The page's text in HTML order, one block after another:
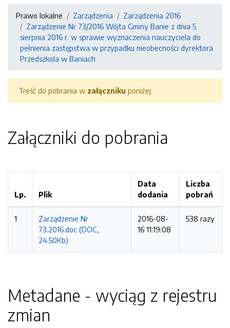
Prawo lokalne Zarządzenia
Zarządzenia 2016
Zarządzenie Nr 73/2016 Wójta Gminy Banie z dnia 5
sierpnia 2016 r. w sprawie wyznaczenia nauczyciela do
pełnienia zastępstwa w przypadku nieobecności dyrektora
Przedszkola w Baniach
Treść do pobrania w załączniku poniżej.
Załączniki do pobrania
Lp. Plik
Data
dodania
Liczba
pobrań
1
Zarządzenie Nr
73.2016.doc (DOC,
24.50Kb)
2016-08-
16 11:19:08
538 razy
Metadane - wyciąg z rejestru
zmian